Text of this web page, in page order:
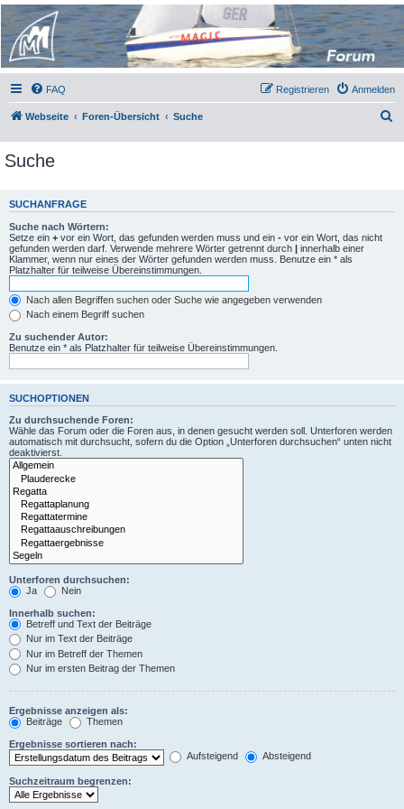
Micro Magic Forum
Deutschland
FAQ Anmelden
Registrieren
Webseite Foren-Übersicht Suche
Suche
SUCHANFRAGE
Suche nach Wörtern:
Setze ein + vor ein Wort, das gefunden werden muss und ein - vor ein Wort, das nicht
gefunden werden darf. Verwende mehrere Wörter getrennt durch | innerhalb einer
Klammer, wenn nur eines der Wörter gefunden werden muss. Benutze ein * als
Platzhalter für teilweise Übereinstimmungen.
Nach allen Begriffen suchen oder Suche wie angegeben verwenden
Nach einem Begriff suchen
Zu suchender Autor:
Benutze ein * als Platzhalter für teilweise Übereinstimmungen.
SUCHOPTIONEN
Zu durchsuchende Foren:
Wähle das Forum oder die Foren aus, in denen gesucht werden soll. Unterforen werden
automatisch mit durchsucht, sofern du die Option „Unterforen durchsuchen“ unten nicht
deaktivierst.
Unterforen durchsuchen:
Ja
Nein
Innerhalb suchen:
Betreff und Text der Beiträge
Nur im Text der Beiträge
Nur im Betreff der Themen
Nur im ersten Beitrag der Themen
Ergebnisse anzeigen als:
Beiträge
Themen
Ergebnisse sortieren nach:
Aufsteigend
Absteigend
Suchzeitraum begrenzen: